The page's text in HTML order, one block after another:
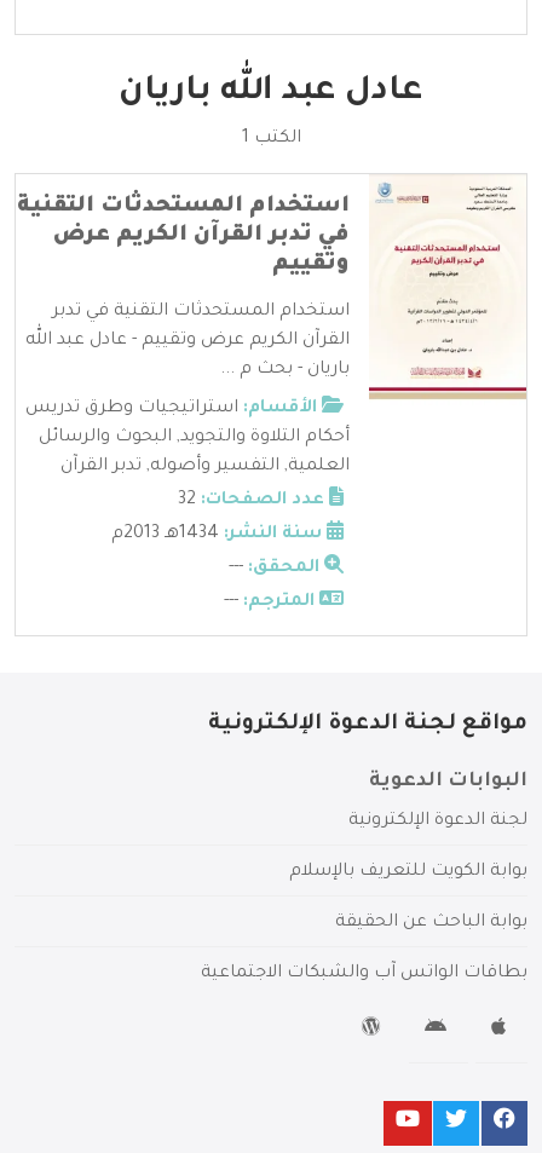
عادل عبد الله باريان
الكتب 1
استخدام المستحدثات التقنية
في تدبر القرآن الكريم عرض
وتقييم
استخدام المستحدثات التقنية في تدبر
القرآن الكريم عرض وتقييم - عادل عبد الله
باريان - بحث م ...
الأقسام: استراتيجيات وطرق تدريس
أحكام التلاوة والتجويد, البحوث والرسائل
العلمية, التفسير وأصوله, تدبر القرآن
عدد الصفحات:
سنة النشر:
المحقق: ---
المترجم: ---
مواقع لجنة الدعوة الإلكترونية
البوابات الدعوية
لجنة الدعوة الإلكترونية
بوابة الكويت للتعريف بالإسلام
بوابة الباحث عن الحقيقة
بطاقات الواتس آب والشبكات الاجتماعية